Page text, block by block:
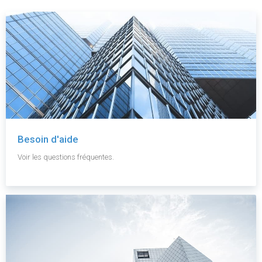
Besoin d'aide
Voir les questions fréquentes.